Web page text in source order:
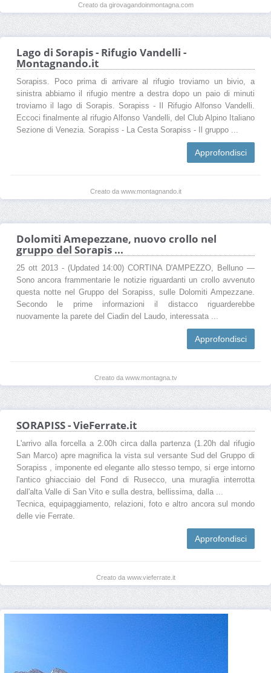
Creato da girovagandoinmontagna.com
Lago di Sorapis - Rifugio Vandelli -
Montagnando.it
Sorapiss. Poco prima di arrivare al rifugio troviamo un bivio, a
sinistra abbiamo il rifugio mentre a destra dopo un paio di minuti
troviamo il lago di Sorapis. Sorapiss - Il Rifugio Alfonso Vandelli.
Eccoci finalmente al rifugio Alfonso Vandelli, del Club Alpino Italiano
Sezione di Venezia. Sorapiss - La Cesta Sorapiss - Il gruppo ...
Approfondisci
Creato da www.montagnando.it
Dolomiti Amepezzane, nuovo crollo nel
gruppo del Sorapis ...
25 ott 2013 - (Updated 14:00) CORTINA D'AMPEZZO, Belluno —
Sono ancora frammentarie le notizie riguardanti un crollo avvenuto
questa notte nel Gruppo del Sorapiss, sulle Dolomiti Ampezzane.
Secondo le prime informazioni il distacco riguarderebbe
nuovamente la parete del Ciadin del Laudo, interessata ...
Approfondisci
Creato da www.montagna.tv
SORAPISS - VieFerrate.it
L'arrivo alla forcella a 2.00h circa dalla partenza (1.20h dal rifugio
San Marco) apre magnifica la vista sul versante Sud del Gruppo di
Sorapiss , imponente ed elegante allo stesso tempo, si erge intorno
l'antico ghiacciaio del Fond di Rusecco, una muraglia interrotta
dall'alta Valle di San Vito e sulla destra, bellissima, dalla ...
Tecnica, equipaggiamento, relazioni, foto e altro ancora sul mondo
delle vie Ferrate.
Approfondisci
Creato da www.vieferrate.it